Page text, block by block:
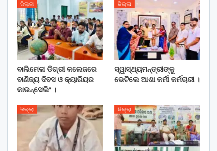
ଜିଲ୍ଲା
ବାଲିମେଳା ଡିଗ୍ରୀ କଲେଜରେ
ବାଣିଜ୍ୟ ଦିବସ ଓ କ୍ୟାରିୟର
କାଉନ୍ସେଲିଂ ।
ଜିଲ୍ଲା
ସ୍ୱାସ୍ଥ୍ୟମନ୍ତ୍ରୀଙ୍କୁ
ଭେଟିଲେ ଆଶା କର୍ମୀ କର୍ମଚାରୀ ।
ଜିଲ୍ଲା ଜିଲ୍ଲା